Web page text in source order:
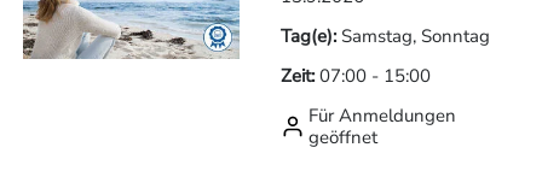
Tag(e): Samstag, Sonntag
Zeit:07:00- 15:00
Für Anmeldungen
geöffnet